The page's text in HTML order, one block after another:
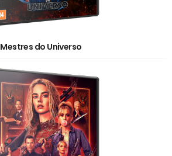
Mestres do Universo